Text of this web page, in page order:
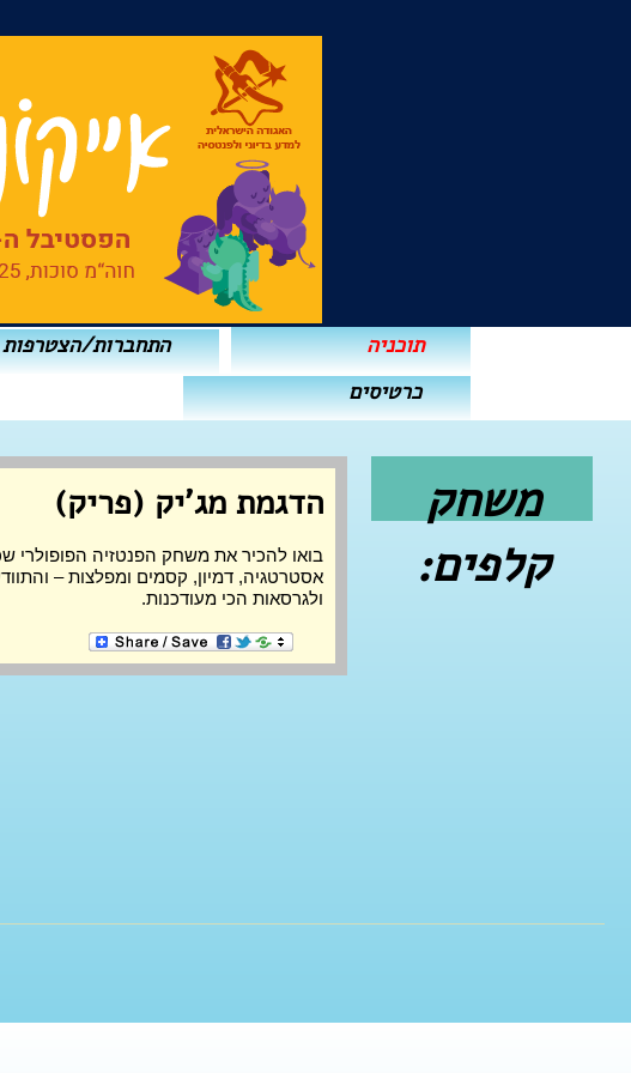
תוכניה התחברות/הצטרפות
כרטיסים
משחק
קלפים:
הדגמת מג'יק (פריק)
ולגרסאות הכי מעודכנות.